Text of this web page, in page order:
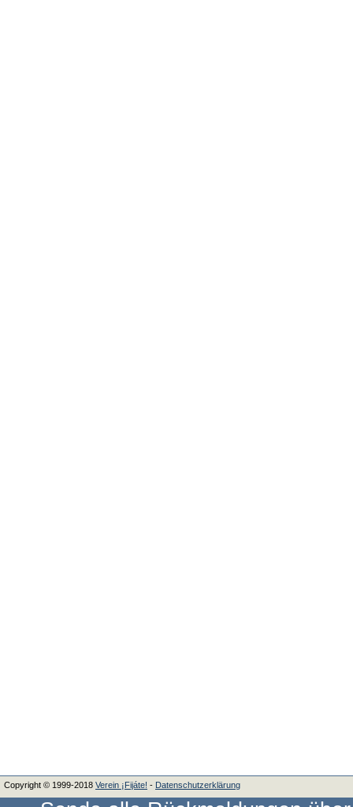
Copyright © 1999-2018 Verein ¡Fijáte! ‐ Datenschutzerklärung